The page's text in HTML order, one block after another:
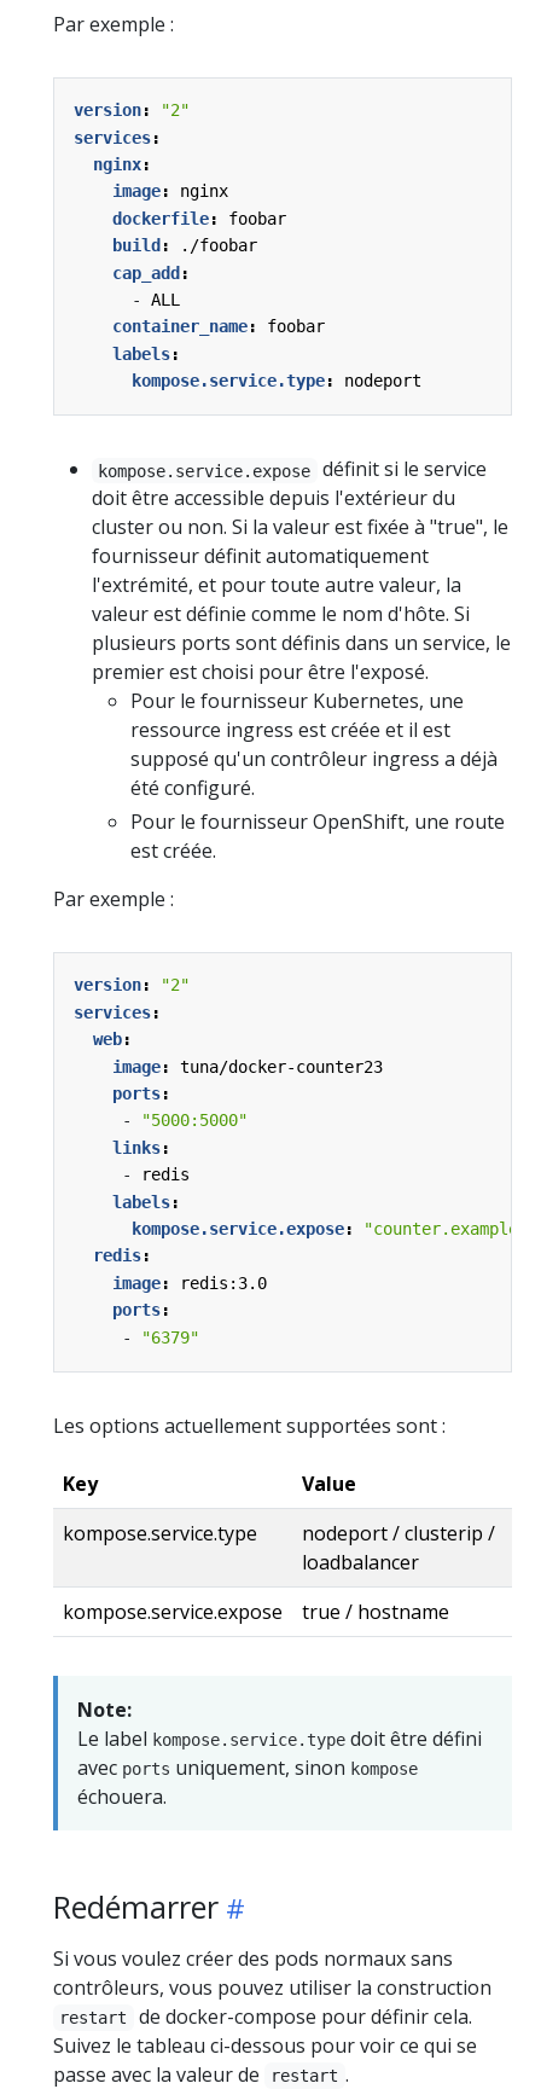
Par exemple :
version:
"2"
services:
nginx:
image:
nginx
dockerfile:
foobar
build :
./foobar
cap_add:
- ALL
container_name:
foobar
labels:
kompose.service.type: nodeport
kompose.service.expose
définit si le service
doit être accessible depuis l'extérieur du
cluster ou non. Si la valeur est fixée à "true", le
fournisseur définit automatiquement
l'extrémité, et pour toute autre valeur, la
valeur est définie comme le nom d'hôte. Si
plusieurs ports sont définis dans un service, le
premier est choisi pour être l'exposé.
Pour le fournisseur Kubernetes, une
ressource ingress est créée et il est
supposé qu'un contrôleur ingress a déjà
été configuré.
Pour le fournisseur OpenShift, une route
est créée.
Par exemple :
version:
"2"
services:
web:
image:
tuna/docker-counter23
ports:
-
"5000:5000"
links:
-
redis
labels:
kompose.service.expose:
redis:
image:
redis:3.0
ports:
-
"6379"
Les options actuellement supportées sont :
Key
Value
kompose.service.type
nodeport / clusterip /
loadbalancer
kompose.service.expose
true / hostname
Note:
Le label kompose.service.type doit être défini
avec ports uniquement, sinon kompose
échouera.
Redémarrer
Si vous voulez créer des pods normaux sans
contrôleurs, vous pouvez utiliser la construction
restart
de docker-compose pour définir cela.
Suivez le tableau ci-dessous pour voir ce qui se
passe avec la valeur de
restart .